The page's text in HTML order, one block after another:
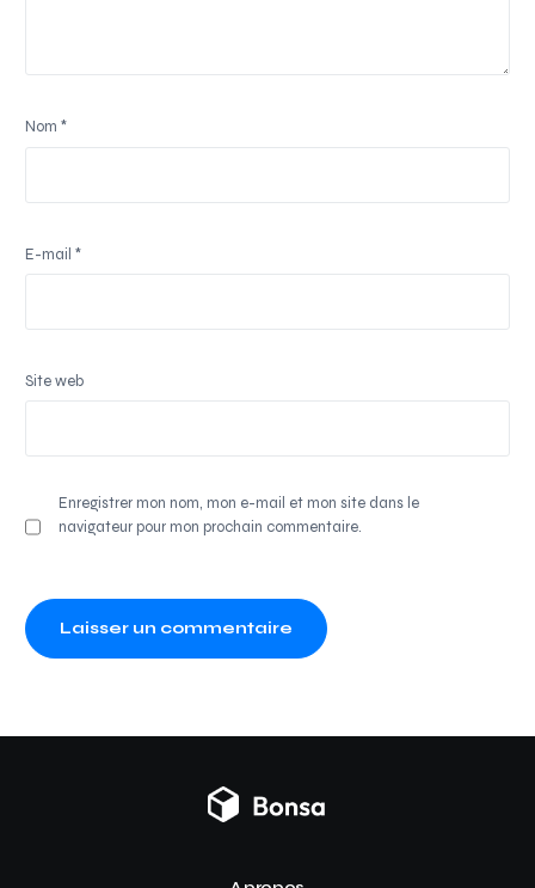
Nom*
E-mail*
Site web
Enregistrer mon nom, mon e-mail et mon site dans le
navigateur pour mon prochain commentaire.